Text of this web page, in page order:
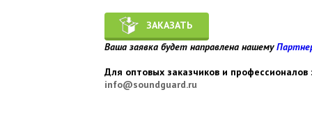
ЗАКАЗАТЬ
Ваша заявка будет направлена нашему
Для оптовых заказчиков и
info@soundguard.ru